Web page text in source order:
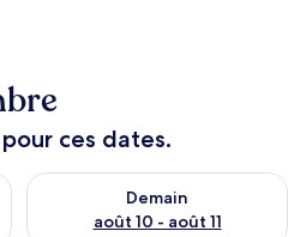
ces dates.
soir août 9 - août 10
Demain
août 10 - août 11
Vérifier la disponibilité pour